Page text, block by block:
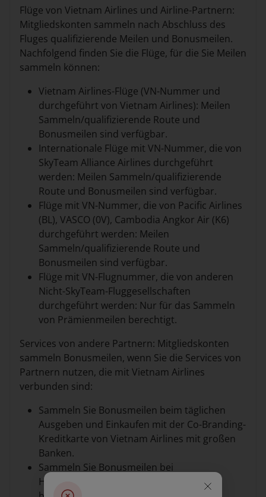
Flüge von Vietnam Airlines und Airline-Partnern:
Mitgliedskonten sammeln nach Abschluss des
Fluges qualifizierende Meilen und Bonusmeilen.
Nachfolgend finden Sie die Flüge, für die Sie Meilen
sammeln können:
Vietnam Airlines-Flüge (VN-Nummer und
durchgeführt von Vietnam Airlines): Meilen
Sammeln/qualifizierende Route und
Bonusmeilen sind verfügbar.
Internationale Flüge mit VN-Nummer, die von
SkyTeam Alliance Airlines durchgeführt
werden: Meilen Sammeln/qualifizierende
Route und Bonusmeilen sind verfügbar.
Flüge mit VN-Nummer, die von Pacific Airlines
(BL), VASCO (0V), Cambodia Angkor Air (K6)
durchgeführt werden: Meilen
Sammeln/qualifizierende Route und
Bonusmeilen sind verfügbar.
Flüge mit VN-Flugnummer, die von anderen
Nicht-SkyTeam-Fluggesellschaften
durchgeführt werden: Nur für das Sammeln
von Prämienmeilen berechtigt.
Services von andere Partnern: Mitgliedskonten
sammeln Bonusmeilen, wenn Sie die Services von
Partnern nutzen, die mit Vietnam Airlines
verbunden sind:
Sammeln Sie Bonusmeilen beim täglichen
Ausgeben und Einkaufen mit der Co-Branding-
Kreditkarte von Vietnam Airlines mit großen
Banken.
Sammeln Sie Bonusmeilen bei
Hotelreservierungen